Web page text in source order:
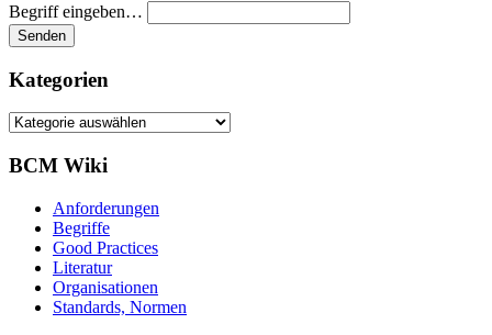
Begriff eingeben…
Kategorien
Kategorien
BCM Wiki
Anforderungen
Begriffe
Good Practices
Literatur
Organisationen
Standards, Normen